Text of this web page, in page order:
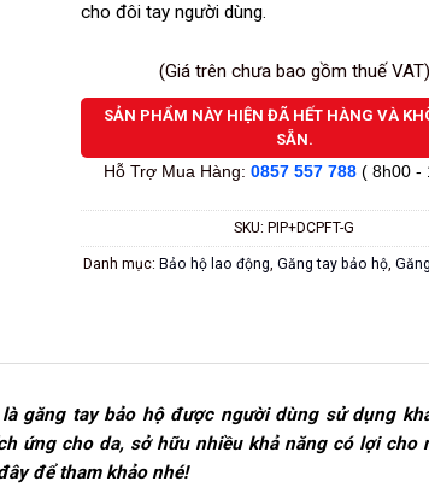
cho đôi tay người dùng.
(Giá trên chưa bao gồm thuế VAT)
SẢN PHẨM NÀY HIỆN ĐÃ HẾT HÀNG VÀ
SẴN.
Hỗ Trợ Mua Hàng: 0857 557 788 ( 8h00 -
SKU: PIP+DCPFT-G
Danh mục: Bảo hộ lao động, Găng tay bảo hộ,
găng tay bảo hộ được người dùng sử dụng
ứng cho da, sở hữu nhiều khả năng có lợi cho
để tham khảo nhé!